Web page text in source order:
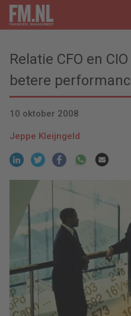
Relatie CFO en
betere
10 oktober 2008
Jeppe Kleijngeld